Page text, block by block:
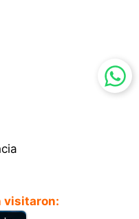
visitaron: